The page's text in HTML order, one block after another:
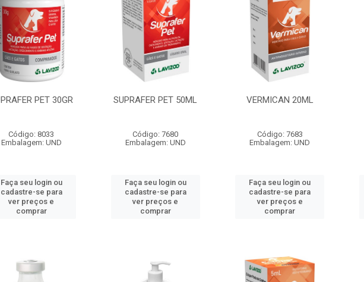
PET 30GR
Código: 8033
Embalagem: UND
Faça seu login ou
cadastre-se para
ver preços e
comprar
SUPRAFER PET 50ML
Código: 7680
Embalagem: UND
Faça seu login ou
cadastre-se para
ver preços e
comprar
VERMICAN 20ML
Código: 7683
Embalagem: UND
Faça seu login ou
cadastre-se para
ver preços e
comprar